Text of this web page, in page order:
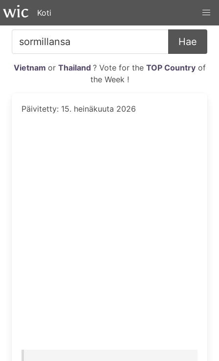
Koti
Hae
Vietnam or Thailand ? Vote for the TOP Countryof
the Week !
Päivitetty: 15. heinäkuuta 2026